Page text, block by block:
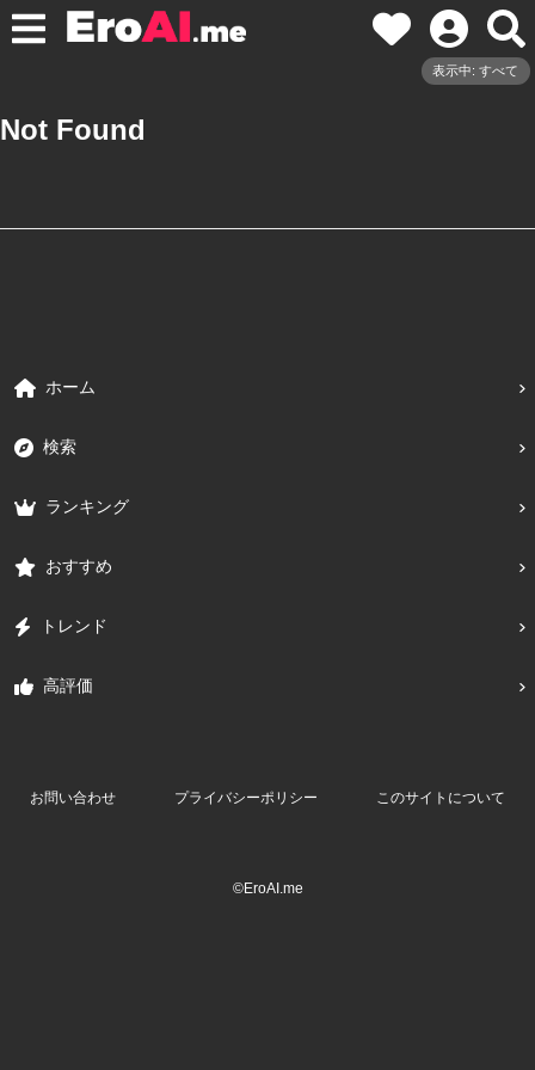
表示中: すべて
Not Found
ホーム
検索
ランキング
おすすめ
トレンド
高評価
お問い合わせ プライバシーポリシー このサイトについて
©EroAI.me